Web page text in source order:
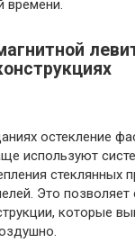
времени.
остекление
используют
стеклянных
Это позволяет
которые